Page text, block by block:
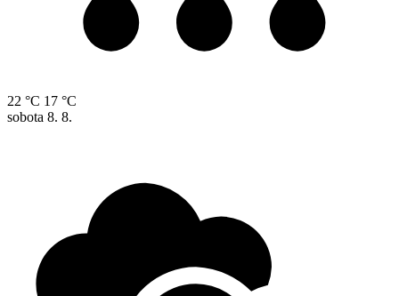
22 °C 17 °C
sobota 8. 8.